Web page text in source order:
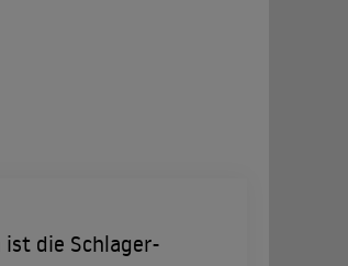
ist die Schlager-